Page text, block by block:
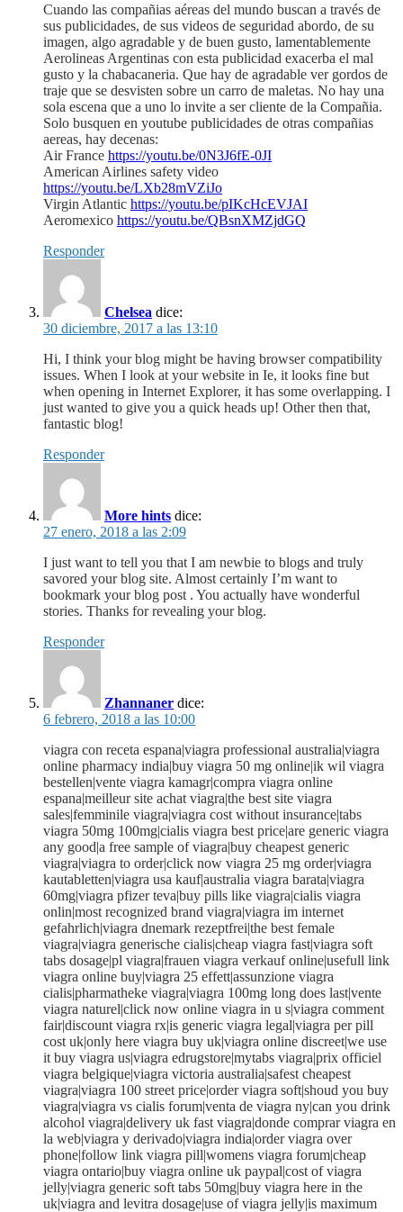
Cuando las compañias aéreas del mundo buscan a través de
sus publicidades, de sus videos de seguridad abordo, de su
imagen, algo agradable y de buen gusto, lamentablemente
Aerolineas Argentinas con esta publicidad exacerba el mal
gusto y la chabacaneria. Que hay de agradable ver gordos de
traje que se desvisten sobre un carro de maletas. No hay una
sola escena que a uno lo invite a ser cliente de la Compañia.
Solo busquen en youtube publicidades de otras compañias
aereas, hay decenas:
Air France https://youtu.be/0N3J6fE-0JI
American Airlines safety video
https://youtu.be/LXb28mVZiJo
Virgin Atlantic https://youtu.be/pIKcHcEVJAI
Aeromexico https://youtu.be/QBsnXMZjdGQ
Responder
Chelsea dice:
30 diciembre, 2017 a las 13:10
Hi, I think your blog might be having browser compatibility
issues. When I look at your website in Ie, it looks fine but
when opening in Internet Explorer, it has some overlapping. I
just wanted to give you a quick heads up! Other then that,
fantastic blog!
Responder
More hints dice:
27 enero, 2018 a las 2:09
I just want to tell you that I am newbie to blogs and truly
savored your blog site. Almost certainly I’m want to
bookmark your blog post . You actually have wonderful
stories. Thanks for revealing your blog.
Responder
Zhannaner dice:
6 febrero, 2018 a las 10:00
viagra con receta espana|viagra professional australia|viagra
online pharmacy india|buy viagra 50 mg online|ik wil viagra
bestellen|vente viagra kamagr|compra viagra online
espana|meilleur site achat viagra|the best site viagra
sales|femminile viagra|viagra cost without insurance|tabs
viagra 50mg 100mg|cialis viagra best price|are generic viagra
any good|a free sample of viagra|buy cheapest generic
viagra|viagra to order|click now viagra 25 mg order|viagra
kautabletten|viagra usa kauf|australia viagra barata|viagra
60mg|viagra pfizer teva|buy pills like viagra|cialis viagra
onlin|most recognized brand viagra|viagra im internet
gefahrlich|viagra dnemark rezeptfrei|the best female
viagra|viagra generische cialis|cheap viagra fast|viagra soft
tabs dosage|pl viagra|frauen viagra verkauf online|usefull link
viagra online buy|viagra 25 effett|assunzione viagra
cialis|pharmatheke viagra|viagra 100mg long does last|vente
viagra naturel|click now online viagra in u s|viagra comment
fair|discount viagra rx|is generic viagra legal|viagra per pill
cost uk|only here viagra buy uk|viagra online discreet|we use
it buy viagra us|viagra edrugstore|mytabs viagra|prix officiel
viagra belgique|viagra victoria australia|safest cheapest
viagra|viagra 100 street price|order viagra soft|shoud you buy
viagra|viagra vs cialis forum|venta de viagra ny|can you drink
alcohol viagra|delivery uk fast viagra|donde comprar viagra en
la web|viagra y derivado|viagra india|order viagra over
phone|follow link viagra pill|womens viagra forum|cheap
viagra ontario|buy viagra online uk paypal|cost of viagra
jelly|viagra generic soft tabs 50mg|buy viagra here in the
uk|viagra and levitra dosage|use of viagra jelly|is maximum